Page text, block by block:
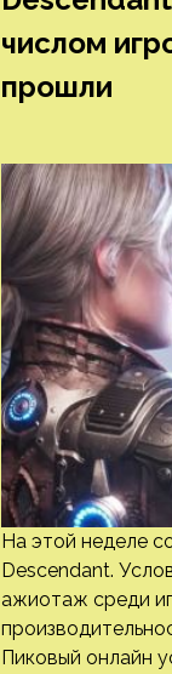
числом
прошли
На этой неделе
Descendant.
ажиотаж среди
Пиковый онлайн